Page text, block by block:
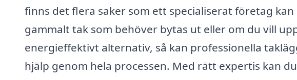
finns det flera saker som ett specialiserat företag
gammalt tak som behöver bytas ut eller om du vill
energieffektivt alternativ, så kan professionella
hjälp genom hela processen. Med rätt expertis kan